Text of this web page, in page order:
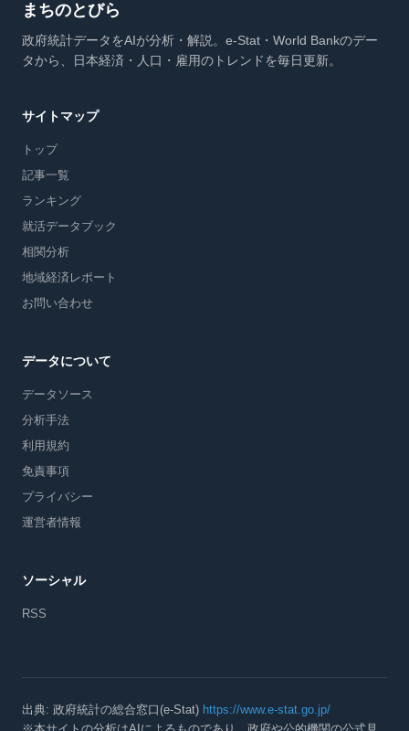
まちのとびら
政府統計データをAIが分析・解説。e-Stat・World Bankのデー
タから、日本経済・人口・雇用のトレンドを毎日更新。
サイトマップ
トップ
記事一覧
ランキング
就活データブック
相関分析
地域経済レポート
お問い合わせ
データについて
データソース
分析手法
利用規約
免責事項
プライバシー
運営者情報
ソーシャル
RSS
出典: 政府統計の総合窓口(e-Stat) https://www.e-stat.go.jp/